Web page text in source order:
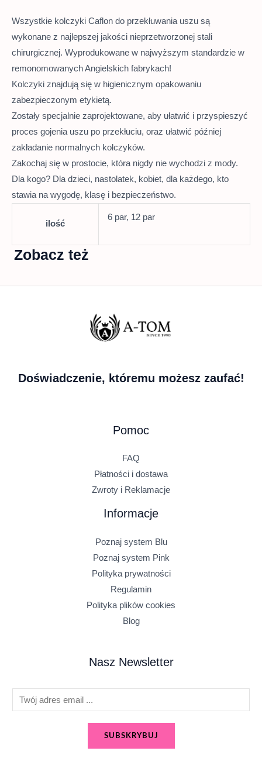
Wszystkie kolczyki Caflon do przekłuwania uszu są
wykonane z najlepszej jakości nieprzetworzonej stali
chirurgicznej. Wyprodukowane w najwyższym standardzie w
remonomowanych Angielskich fabrykach!
Kolczyki znajdują się w higienicznym opakowaniu
zabezpieczonym etykietą.
Zostały specjalnie zaprojektowane, aby ułatwić i przyspieszyć
proces gojenia uszu po przekłuciu, oraz ułatwić później
zakładanie normalnych kolczyków.
Zakochaj się w prostocie, która nigdy nie wychodzi z mody.
Dla kogo? Dla dzieci, nastolatek, kobiet, dla każdego, kto
stawia na wygodę, klasę i bezpieczeństwo.
ilość
6 par, 12 par
Zobacz też
Doświadczenie, któremu możesz zaufać!
Pomoc
FAQ
Płatności i dostawa
Zwroty i Reklamacje
Informacje
Poznaj system Blu
Poznaj system Pink
Polityka prywatności
Regulamin
Polityka plików cookies
Blog
Nasz Newsletter
m
SUBSKRYBUJ